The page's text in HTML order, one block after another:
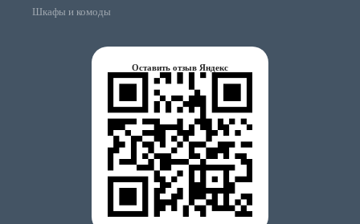
Шкафы и комоды
Оставить отзыв Яндекс